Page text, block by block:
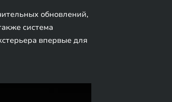
обновлений,
система
впервые для